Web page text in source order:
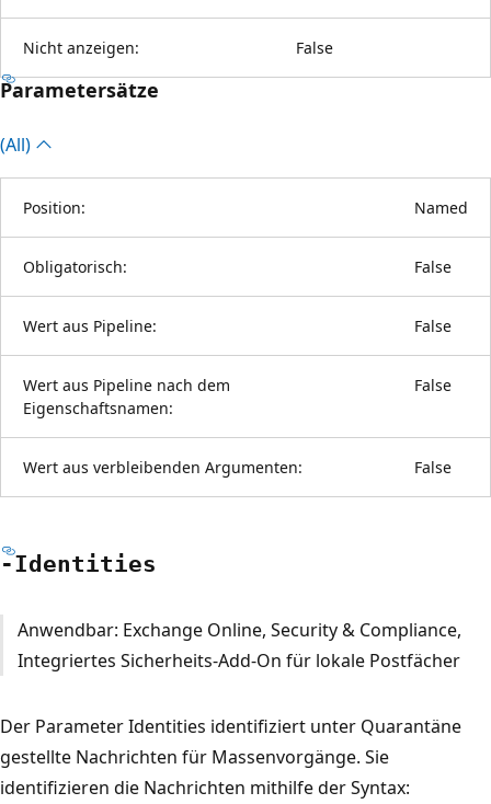
Nicht anzeigen: False
Parametersätze
(All)
Position: Named
Obligatorisch: False
Wert aus Pipeline: False
Wert aus Pipeline nach dem
Eigenschaftsnamen:
False
Wert aus verbleibenden Argumenten: False
-Identities
Anwendbar: Exchange Online, Security & Compliance,
Integriertes Sicherheits-Add-On für lokale Postfächer
Der Parameter Identities identifiziert unter Quarantäne
gestellte Nachrichten für Massenvorgänge. Sie
identifizieren die Nachrichten mithilfe der Syntax: